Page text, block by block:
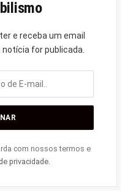
e receba um email
for publicada.
com nossos termos e
privacidade.